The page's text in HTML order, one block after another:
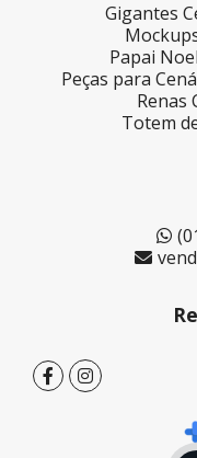
Gigantes
Papai
Peças para
Renas
Totem